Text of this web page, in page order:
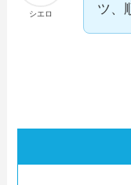
シエロ
ツ、